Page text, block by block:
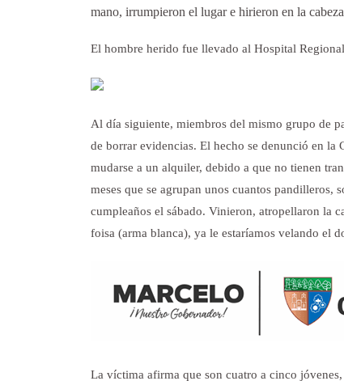
mano, irrumpieron el lugar e hirieron en la
El hombre herido fue llevado al Hospital
Al día siguiente, miembros del mismo grupo de
de borrar evidencias. El hecho se denunció en
mudarse a un alquiler, debido a que no tienen
meses que se agrupan unos cuantos pandilleros,
cumpleaños el sábado. Vinieron, atropellaron la
foisa (arma blanca), ya le estaríamos velando el
La víctima afirma que son cuatro a cinco